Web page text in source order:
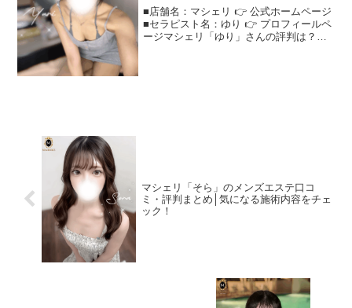
り！
■店舗名：マシェリ 👉 公式ホームページ
■セラピスト名：ゆり 👉 プロフィールペ
ージマシェリ「ゆり」さんの評判は？ネ
マシェリ「そら」のメンズエステ口コ
ミ・評判まとめ│気になる施術内容をチェ
ック！